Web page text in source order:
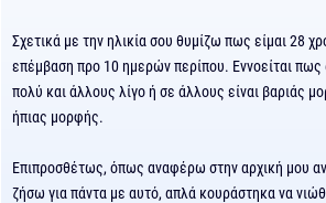
Σχετικά με την ηλικία σου θυμίζω πως είμαι 28
επέμβαση προ 10 ημερών περίπου. Εννοείται πως
πολύ και άλλους λίγο ή σε άλλους είναι βαριάς
ήπιας μορφής.
Επιπροσθέτως, όπως αναφέρω στην αρχική μου
ζήσω για πάντα με αυτό, απλά κουράστηκα να